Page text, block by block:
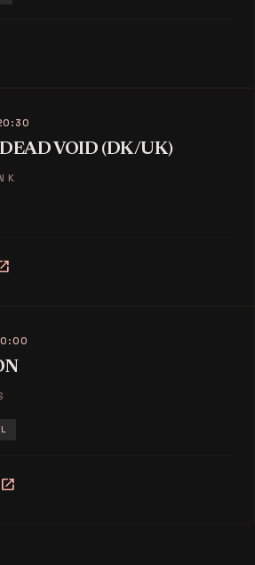
DEAD VOID (DK/UK)
K
open_in_new